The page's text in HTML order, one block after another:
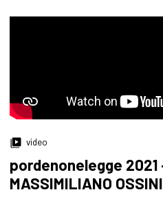
video
pordenonelegge
MASSIMILIANO OSSINI